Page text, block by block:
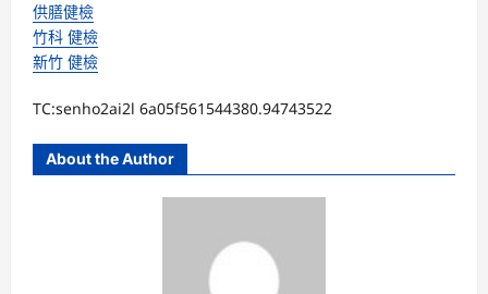
供膳健檢
竹科 健檢
新竹 健檢
TC:senho2ai2l 6a05f561544380.94743522
About the Author